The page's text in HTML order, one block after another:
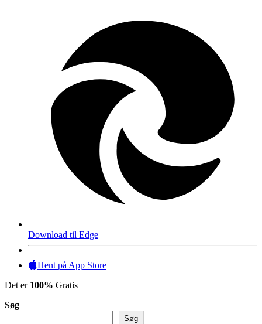
Download til Edge
Hent på App Store
Det er 100% Gratis
Søg
Søg